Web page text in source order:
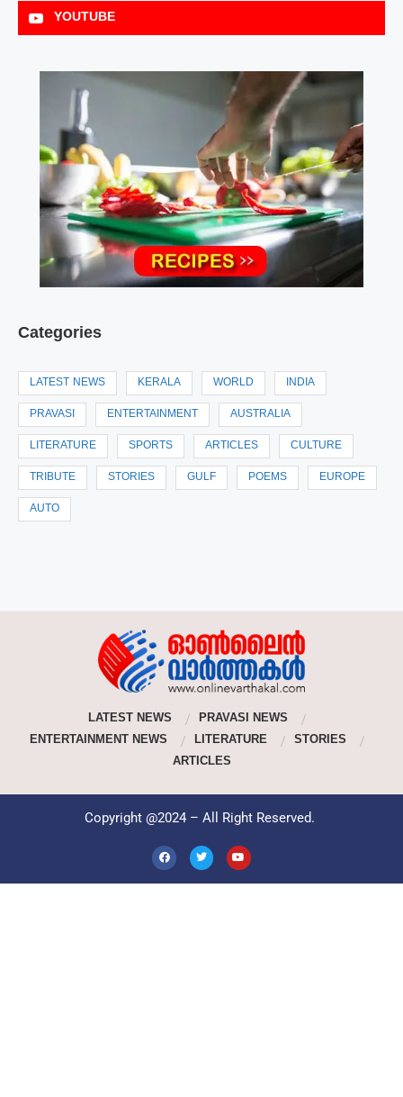
YOUTUBE
Categories
LATEST NEWS KERALA WORLD INDIA
PRAVASI ENTERTAINMENT AUSTRALIA
LITERATURE SPORTS ARTICLES CULTURE
TRIBUTE STORIES GULF POEMS EUROPE
AUTO
LATEST NEWS
PRAVASI NEWS
ENTERTAINMENT NEWS
LITERATURE
STORIES
ARTICLES
Copyright @2024 – All Right Reserved.